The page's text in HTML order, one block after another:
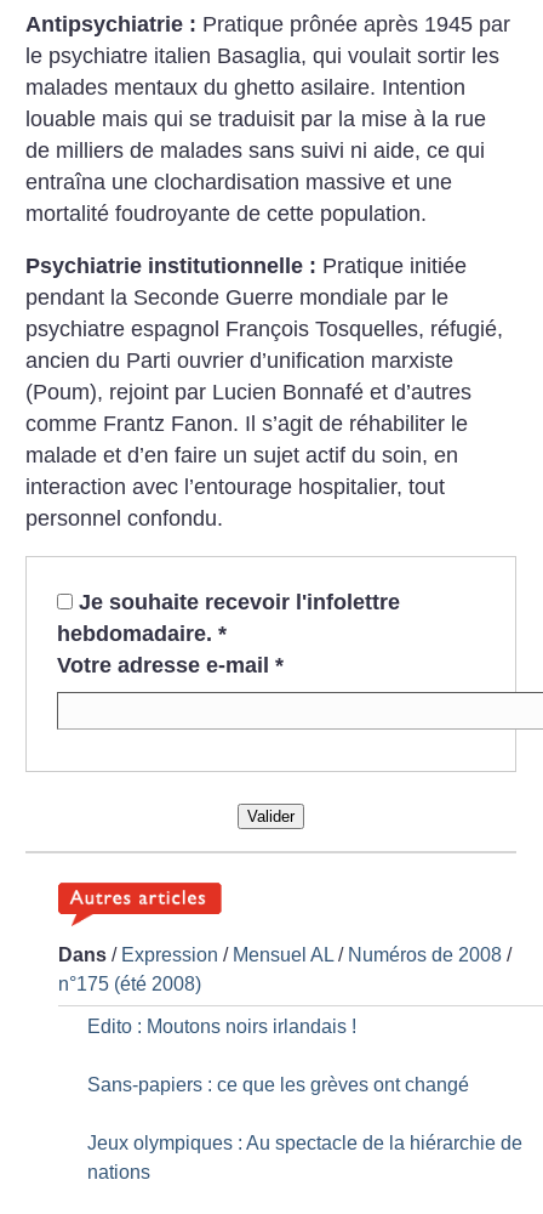
Antipsychiatrie : Pratique prônée après 1945 par
le psychiatre italien Basaglia, qui voulait sortir les
malades mentaux du ghetto asilaire. Intention
louable mais qui se traduisit par la mise à la rue
de milliers de malades sans suivi ni aide, ce qui
entraîna une clochardisation massive et une
mortalité foudroyante de cette population.
Psychiatrie institutionnelle : Pratique initiée
pendant la Seconde Guerre mondiale par le
psychiatre espagnol François Tosquelles, réfugié,
ancien du Parti ouvrier d’unification marxiste
(Poum), rejoint par Lucien Bonnafé et d’autres
comme Frantz Fanon. Il s’agit de réhabiliter le
malade et d’en faire un sujet actif du soin, en
interaction avec l’entourage hospitalier, tout
personnel confondu.
Je souhaite recevoir l'infolettre
hebdomadaire. *
Votre adresse e-mail *
Valider
Dans / Expression / Mensuel AL / Numéros de 2008 /
n°175 (été 2008)
Edito : Moutons noirs irlandais !
Sans-papiers : ce que les grèves ont changé
Jeux olympiques : Au spectacle de la hiérarchie de
nations